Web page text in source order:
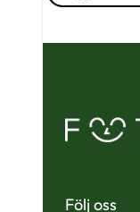
Följ oss